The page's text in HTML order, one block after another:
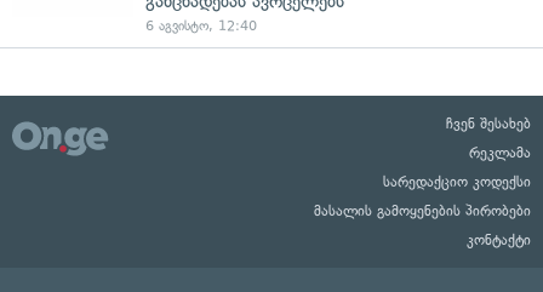
6 აგვისტო, 12:40
ჩვენ შესახებ
რეკლამა
სარედაქციო კოდექსი
მასალის გამოყენების პირობები
კონტაქტი